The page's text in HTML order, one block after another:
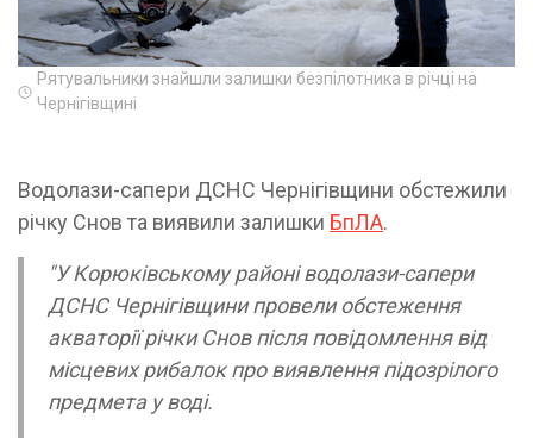
Рятувальники знайшли залишки безпілотника в річці на
Чернігівщині
Водолази-сапери ДСНС Чернігівщини обстежили
річку Снов та виявили залишки БпЛА.
"У Корюківському районі водолази-сапери
ДСНС Чернігівщини провели обстеження
акваторії річки Снов після повідомлення від
місцевих рибалок про виявлення підозрілого
предмета у воді.